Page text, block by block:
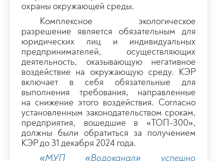
охраны окружающей среды.
Комплексное экологическое
разрешение является обязательным для
юридических лиц и индивидуальных
предпринимателей, осуществляющих
деятельность, оказывающую негативное
воздействие на окружающую среду. КЭР
включает в себя обязательные для
выполнения требования, направленные
на снижение этого воздействия. Согласно
установленным законодательством срокам,
предприятия, вошедшие в «ТОП-300»,
должны были обратиться за получением
КЭР до 31 декабря 2024 года.
«МУП «Водоканал» успешно